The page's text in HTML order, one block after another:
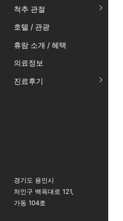
척추 관절
호텔 / 관광
휴람 소개 / 혜택
의료정보
진료후기
경기도 용인시
처인구 백옥대로 121,
가동 104호